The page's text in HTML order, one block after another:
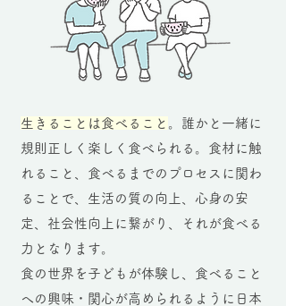
生きることは食べること 。誰かと一緒に
規則正しく楽しく食べられる。食材に触
れること、食べるまでのプロセスに関わ
ることで、生活の質の向上、心身の安
定、社会性向上に繋がり、それが食べる
力となります。
食の世界を子どもが体験し、食べること
への興味・関心が高められるように日本